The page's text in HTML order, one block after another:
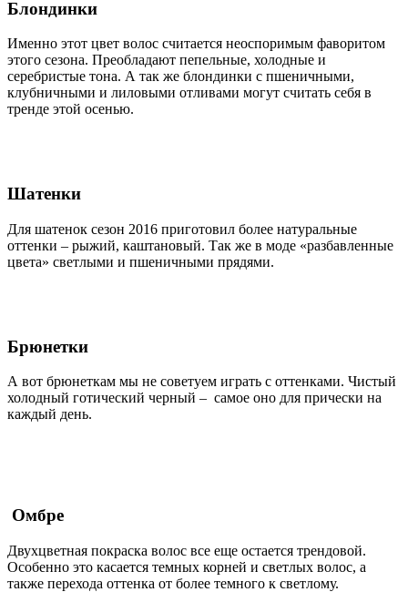
Блондинки
Именно этот цвет волос считается неоспоримым фаворитом
этого сезона. Преобладают пепельные, холодные и
серебристые тона. А так же блондинки с пшеничными,
клубничными и лиловыми отливами могут считать себя в
тренде этой осенью.
Шатенки
Для шатенок сезон 2016 приготовил более натуральные
оттенки – рыжий, каштановый. Так же в моде «разбавленные
цвета» светлыми и пшеничными прядями.
Брюнетки
А вот брюнеткам мы не советуем играть с оттенками. Чистый
холодный готический черный – самое оно для прически на
каждый день.
Омбре
Двухцветная покраска волос все еще остается трендовой.
Особенно это касается темных корней и светлых волос, а
также перехода оттенка от более темного к светлому.